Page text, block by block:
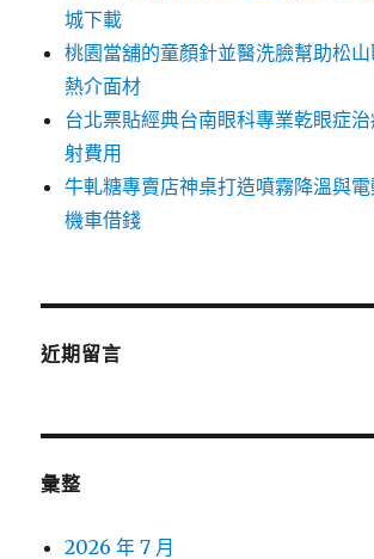
城下載
桃園當舖的童顏針並醫洗臉幫助松
熱介面材
台北票貼經典台南眼科專業乾眼症
射費用
牛軋糖專賣店神桌打造噴霧降溫與
機車借錢
近期留言
彙整
2026 年 7 月